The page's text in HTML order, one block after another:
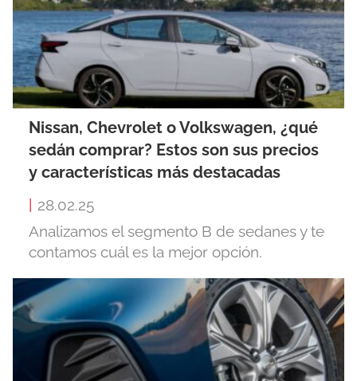
Nissan, Chevrolet o Volkswagen, ¿qué
sedán comprar? Estos son sus precios
y características más destacadas
| 28.02.25
Analizamos el segmento B de sedanes y te
contamos cuál es la mejor opción.